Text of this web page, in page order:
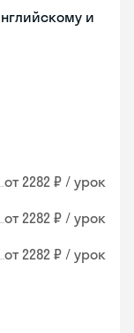
и
от 2282 ₽ / урок
от 2282 ₽ / урок
от 2282 ₽ / урок